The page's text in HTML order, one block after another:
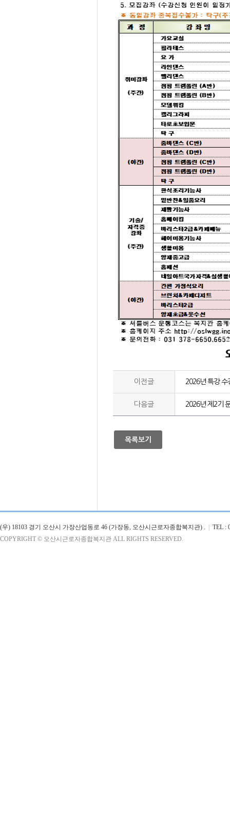
이전글 2026년 특강 수
다음글 2026년 제2기
목록보기
(우) 18103 경기 오산시 가장산업동로 46 (가장동, 오산시근로자종합복지관) .
TEL :
COPYRIGHT © 오산시근로자종합복지관 ALL RIGHTS RESERVED.